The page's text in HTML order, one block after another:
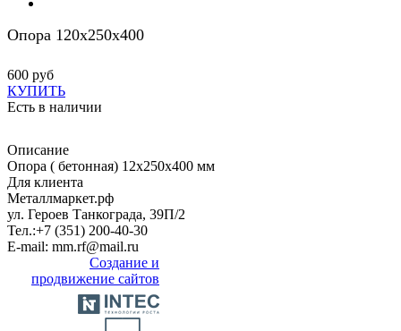
Опора 120х250х400
600 руб
КУПИТЬ
Есть в наличии
Описание
Опора ( бетонная) 12х250х400 мм
Для клиента
Металлмаркет.рф
ул. Героев Танкограда, 39П/2
Тел.:+7 (351) 200-40-30
E-mail: mm.rf@mail.ru
Создание и
продвижение сайтов